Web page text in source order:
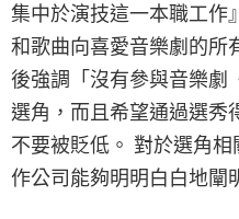
集中於演技這一本職工作
和歌曲向喜愛音樂劇的所
後強調「沒有參與音樂劇
選角，而且希望通過選秀
不要被貶低。 對於選角
作公司能夠明明白白地闡